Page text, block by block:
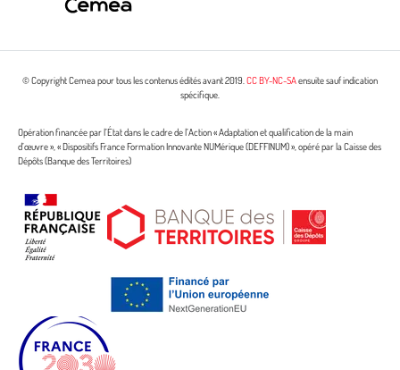
© Copyright Cemea pour tous les contenus édités avant 2019.CC BY-NC-SAensuite sauf indication
spécifique.
Opération financée par l’État dans le cadre de l’Action « Adaptation et qualification de la main
d’œuvre », « Dispositifs France Formation Innovante NUMérique (DEFFINUM) », opéré par la Caisse des
Dépôts (Banque des Territoires)